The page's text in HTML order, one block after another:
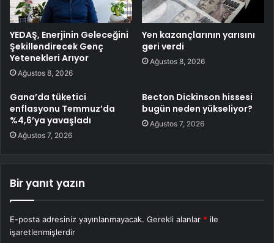
YEDAŞ, Enerjinin Geleceğini
Şekillendirecek Genç
Yetenekleri Arıyor
Ağustos 8, 2026
Yen kazançlarının yarısını
geri verdi
Ağustos 8, 2026
Gana’da tüketici
enflasyonu Temmuz’da
%4,6’ya yavaşladı
Ağustos 7, 2026
Becton Dickinson hissesi
bugün neden yükseliyor?
Ağustos 7, 2026
Bir yanıt yazın
E-posta adresiniz yayınlanmayacak. Gerekli alanlar * ile
işaretlenmişlerdir